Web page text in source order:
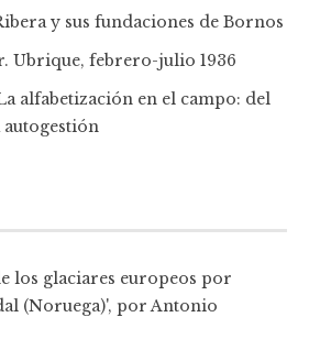
y sus fundaciones de Bornos
Ubrique, febrero-julio 1936
alfabetización en el campo: del
autogestión
los glaciares europeos por
(Noruega)', por Antonio